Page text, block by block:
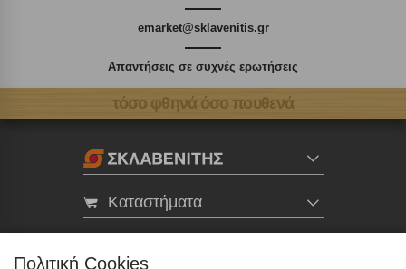
emarket@sklavenitis.gr
Απαντήσεις σε συχνές ερωτήσεις
τόσο φθηνά όσο πουθενά
Καταστήματα
Πολιτική Cookies